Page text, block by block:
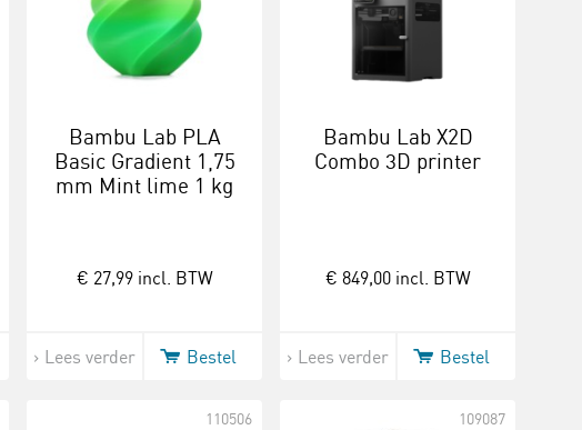
Bambu Lab PLA
Basic Gradient 1,75
mm Mint lime 1 kg
€ 27,99 incl. BTW
Lees verder Bestel
Bambu Lab X2D
Combo 3D printer
€ 849,00 incl. BTW
Lees verder Bestel
110506 109087